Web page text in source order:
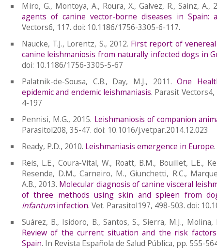
Miro, G., Montoya, A., Roura, X., Galvez, R., Sainz, A.,
agents of canine vector-borne diseases in Spain:
Vectors6, 117. doi: 10.1186/1756-3305-6-117.
Naucke, T.J., Lorentz, S., 2012. First report of
canine leishmaniosis from naturally infected dogs in
doi: 10.1186/1756-3305-5-67
Palatnik-de-Sousa, C.B., Day, M.J., 2011.One
epidemic and endemic leishmaniasis. Parasit
4-197
Pennisi, M.G., 2015. Leishmaniosis of companion
Parasitol208, 35-47. doi: 10.1016/j.vetpar.2014.12.023
Ready, P.D., 2010. Leishmaniasis emergence in Europe
Reis, L.E., Coura-Vital, W., Roatt, B.M., Bouillet, L.E.,
Resende, D.M., Carneiro, M., Giunchetti, R.C.,
A.B., 2013. Molecular diagnosis of canine visceral
of three methods using skin and spleen from
infantuminfection. Vet. Parasitol197, 498-503. doi:
Suárez, B., Isidoro, B., Santos, S., Sierra, M.J., Molina,
Review of the current situation and the risk
Spain. In Revista Española de Salud Pública, pp. 555-